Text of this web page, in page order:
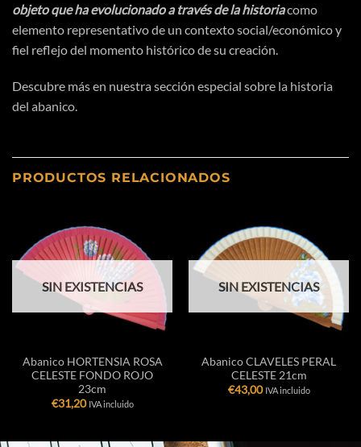
objeto que ha evolucionado atravésde la historiacomo
elemento representativo de un contexto social/económicoy
fiel reflejo del momento históricode su creación
Descubre más en nuestra sección especial sobre la historia
del abanico.
PRODUCTOS RELACIONADOS
SIN EXISTENCIAS
Abanico HORTENSIA ROSA
CELESTE FONDO ROJO
23cm
€31,20 IVA incluido
SIN EXISTENCIAS
Abanico CLAVELES PERAL
CELESTE 21cm
€43,00 IVA incluido